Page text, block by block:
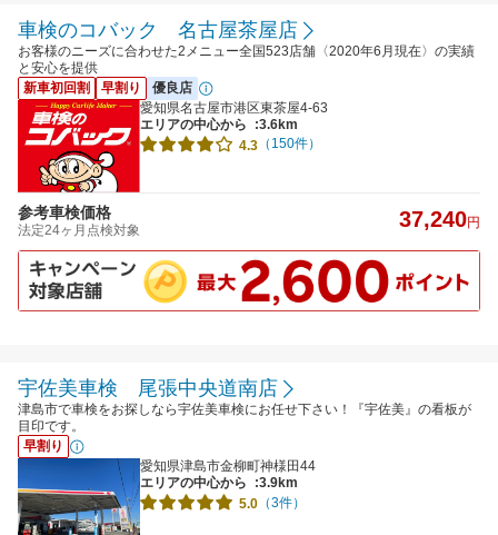
車検のコバック 名古屋茶屋店
お客様のニーズに合わせた2メニュー全国523店舗〈2020年6月現在〉の実績
と安心を提供
新車初回割
早割り
優良店
愛知県名古屋市港区東茶屋4-63
エリアの中心から
:3.6km
4.3 （150件）
参考車検価格
法定24ヶ月点検対象 37,240円
宇佐美車検 尾張中央道南店
津島市で車検をお探しなら宇佐美車検にお任せ下さい！『宇佐美』の看板が
目印です。
早割り
愛知県津島市金柳町神様田44
エリアの中心から
:3.9km
5.0 （3件）